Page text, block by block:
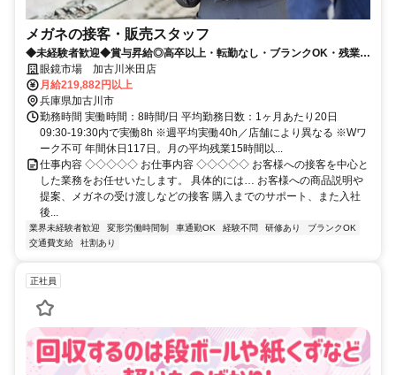
メガネの接客・販売スタッフ
◆未経験者歓迎◆賞与昇給◎高卒以上・転勤なし・ブランクOK・残業少
なめ・業界No1！
眼鏡市場 加古川米田店
月給219,882円以上
兵庫県加古川市
勤務時間 実働時間：8時間/日 平均勤務日数：1ヶ月あたり20日
09:30-19:30内で実働8h ※週平均実働40h／店舗により異なる ※Wワ
ーク不可 年間休日117日。月の平均残業15時間以...
仕事内容 ◇◇◇◇◇ お仕事内容 ◇◇◇◇◇ お客様への接客を中心と
した業務をお任せいたします。 具体的には… お客様への商品説明や
提案、メガネの受け渡しなどの接客 購入までのサポート、また入社
後...
業界未経験者歓迎 変形労働時間制 車通勤OK 経験不問 研修あり
ブランクOK
交通費支給
社割あり
正社員